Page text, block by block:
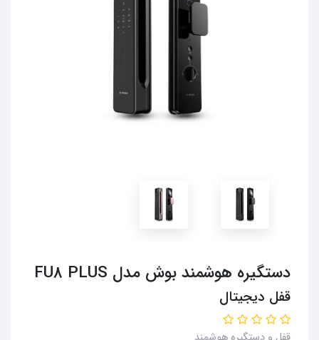
دستگیره هوشمند بوش مدل FU8 PLUS
قفل دیجیتال